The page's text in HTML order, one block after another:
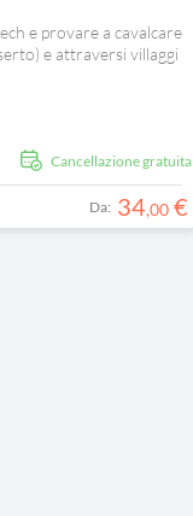
e provare a cavalcare
e attraversi villaggi
Cancellazione gratuita
Da: 34,00 €